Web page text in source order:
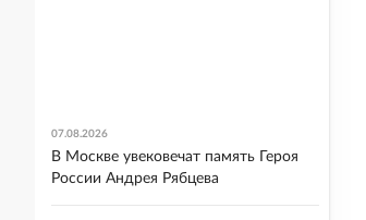
07.08.2026
В Москве увековечат память Героя
России Андрея Рябцева